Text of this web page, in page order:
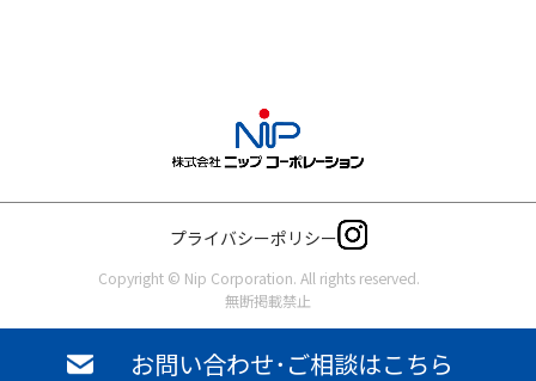
プライバシーポリシー
Copyright © Nip Corporation. All rights reserved.
無断掲載禁止
お問い合わせ･ご相談はこちら